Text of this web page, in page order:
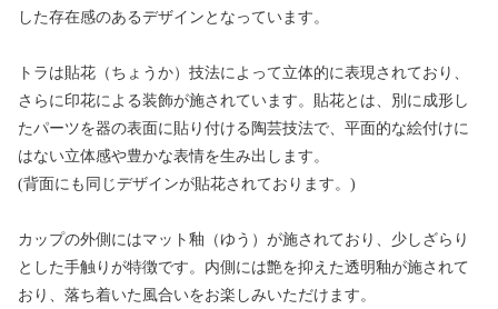
した存在感のあるデザインとなっています。
トラは貼花（ちょうか）技法によって立体的に表現されており、
さらに印花による装飾が施されています。貼花とは、別に成形し
たパーツを器の表面に貼り付ける陶芸技法で、平面的な絵付けに
はない立体感や豊かな表情を生み出します。
(背面にも同じデザインが貼花されております。)
カップの外側にはマット釉（ゆう）が施されており、少しざらり
とした手触りが特徴です。内側には艶を抑えた透明釉が施されて
おり、落ち着いた風合いをお楽しみいただけます。